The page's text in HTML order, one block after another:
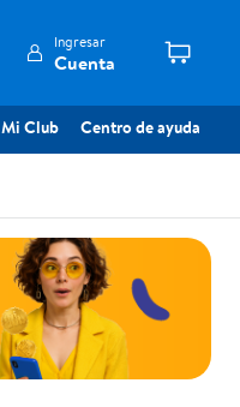
Ingresar
Cuenta
Mi Club Centro de ayuda